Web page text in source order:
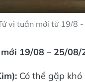
vi tuần mới từ 19/8
19/08 – 25/08/
Có thể gặp